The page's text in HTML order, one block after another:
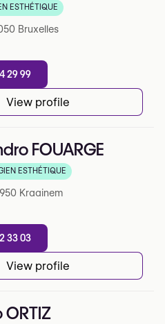
Google
ESTHÉTIQUE
Bruxelles
29 99
View profile
FOUARGE
sur Google
ESTHÉTIQUE
Kraainem
33 03
View profile
ORTIZ